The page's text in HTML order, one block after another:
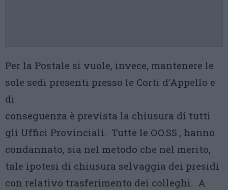
Per la Postale si vuole, invece, mantenere le
sole sedi presenti presso le Corti d’Appello e
di
conseguenza è prevista la chiusura di tutti
gli Uffici Provinciali. Tutte le OO.SS., hanno
condannato, sia nel metodo che nel merito,
tale ipotesi di chiusura selvaggia dei presidi
con relativo trasferimento dei colleghi. A